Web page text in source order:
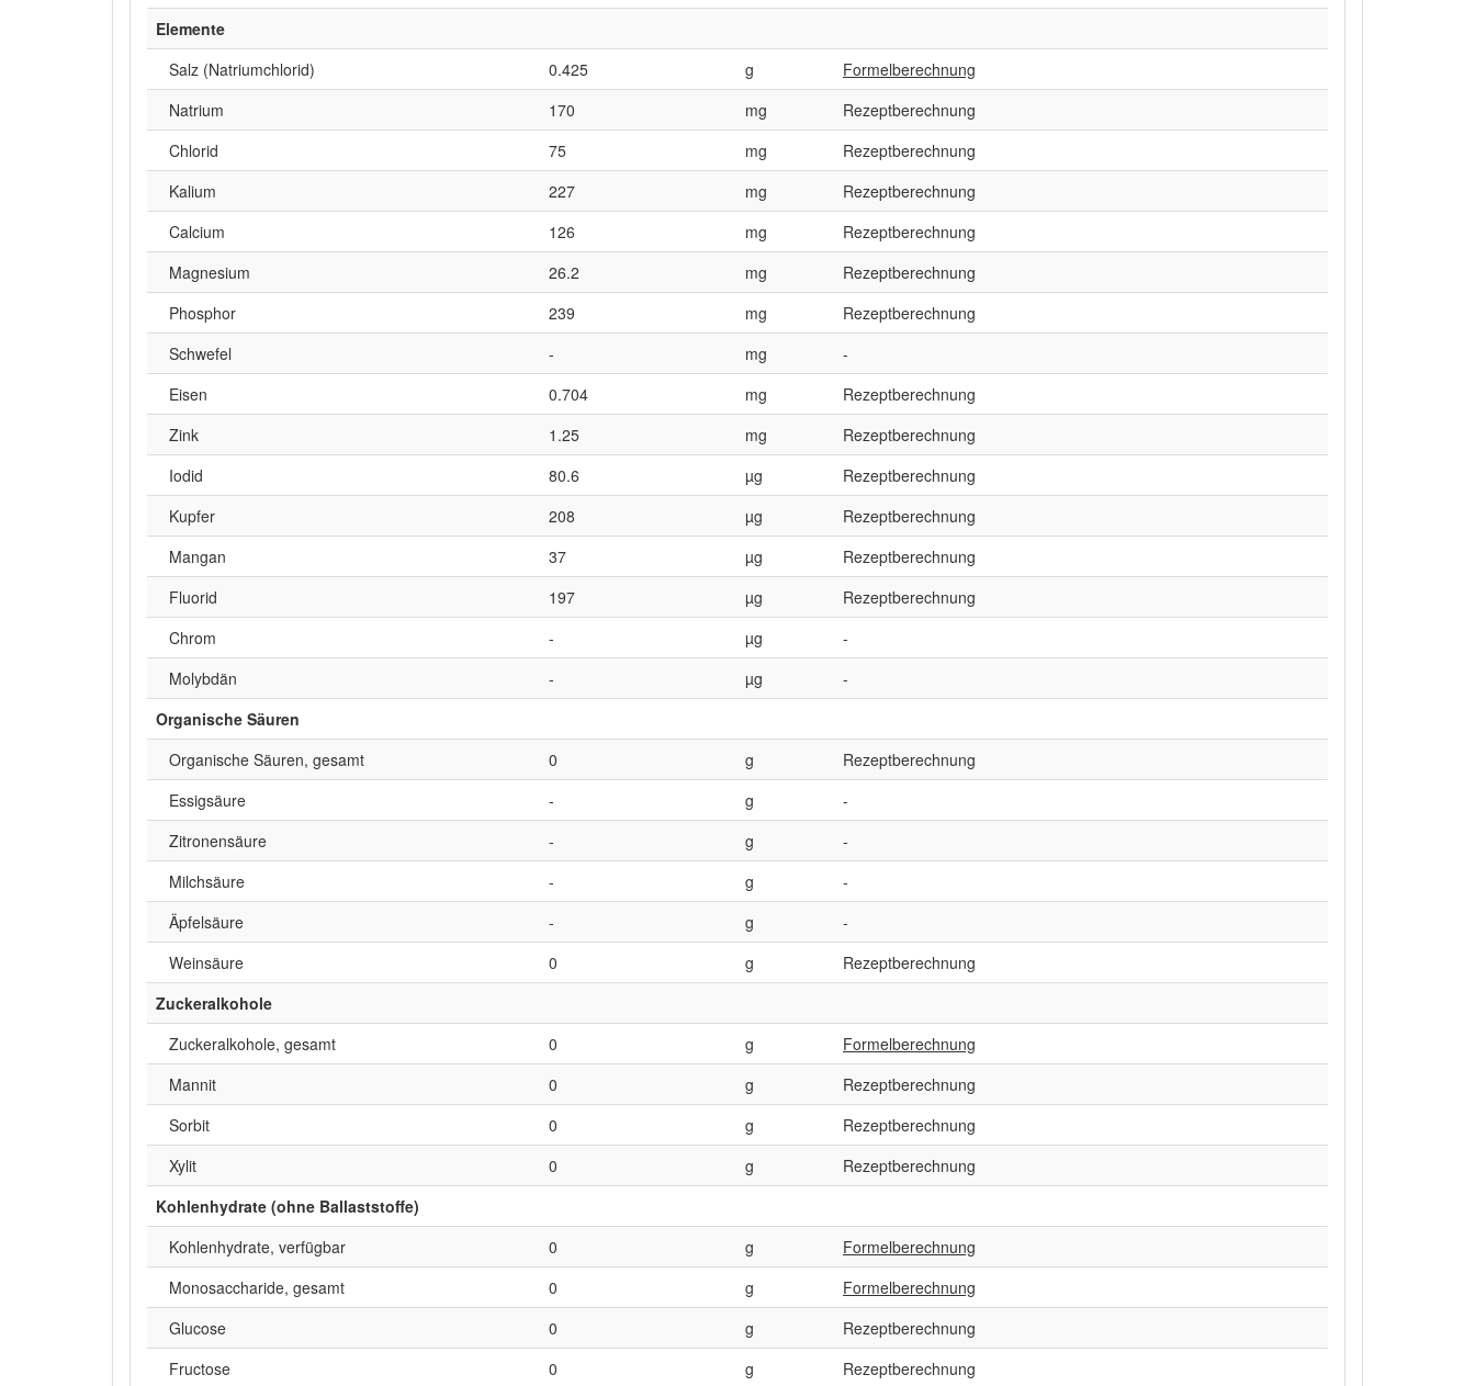
Elemente
Salz (Natriumchlorid)
0.425 g
Formelberechnung
Natrium
170 mg
Rezeptberechnung
Chlorid
75 mg
Rezeptberechnung
Kalium
227 mg
Rezeptberechnung
Calcium
126 mg
Rezeptberechnung
Magnesium
26.2 mg
Rezeptberechnung
Phosphor
239 mg
Rezeptberechnung
Schwefel
- mg
-
Eisen
0.704 mg
Rezeptberechnung
Zink
1.25 mg
Rezeptberechnung
Iodid
80.6 µg
Rezeptberechnung
Kupfer
208 µg
Rezeptberechnung
Mangan
37 µg
Rezeptberechnung
Fluorid
197 µg
Rezeptberechnung
Chrom
- µg
-
Molybdän
- µg
-
Organische Säuren
Organische Säuren, gesamt
0 g
Rezeptberechnung
Essigsäure
- g
-
Zitronensäure
- g
-
Milchsäure
- g
-
Äpfelsäure
- g
-
Weinsäure
0 g
Rezeptberechnung
Zuckeralkohole
Zuckeralkohole, gesamt
0 g
Formelberechnung
Mannit
0 g
Rezeptberechnung
Sorbit
0 g
Rezeptberechnung
Xylit
0 g
Rezeptberechnung
Kohlenhydrate (ohne Ballaststoffe)
Kohlenhydrate, verfügbar
0 g
Formelberechnung
Monosaccharide, gesamt
0 g
Formelberechnung
Glucose
0 g
Rezeptberechnung
Fructose
0 g Rezeptberechnung